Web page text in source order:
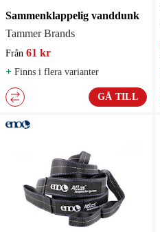
Sammenklappelig vanddunk
Tammer Brands
Från 61 kr
+ Finns i flera varianter
GÅ TILL